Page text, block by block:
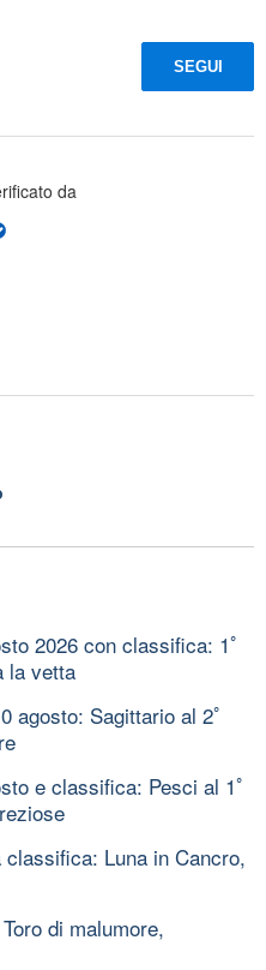
SEGUI
da
2026 con classifica: 1ﾟ
la vetta
agosto: Sagittario al 2ﾟ
e classifica: Pesci al 1ﾟ
Luna in Cancro,
di malumore,